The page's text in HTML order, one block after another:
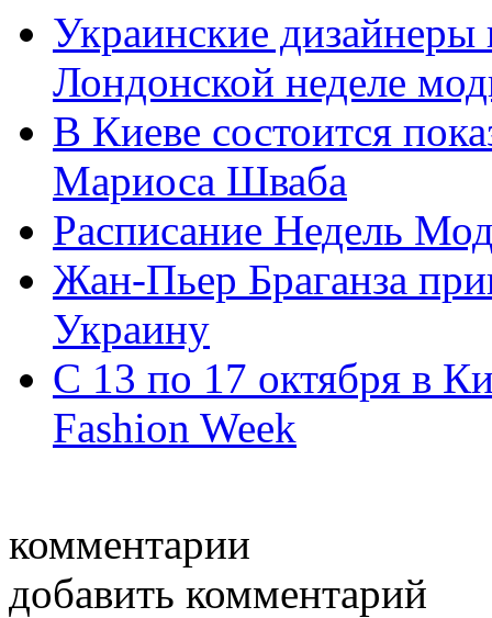
Украинские дизайнеры
Лондонской неделе
В Киеве состоится
Мариоса Шваба
Расписание Недель
Жан-Пьер Браганза
Украину
С 13 по 17 октября в
Fashion Week
комментарии
добавить комментарий